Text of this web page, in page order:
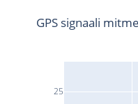
25
GPS signaali